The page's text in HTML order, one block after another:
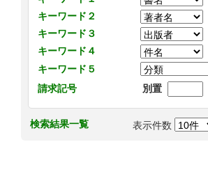
キーワード２
キーワード３
キーワード４
キーワード５
請求記号
別置
検索結果一覧 表示件数